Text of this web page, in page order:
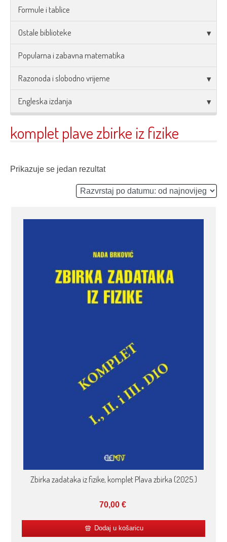
Formule i tablice
Ostale biblioteke
Popularna i zabavna matematika
Razonoda i slobodno vrijeme
Engleska izdanja
komplet plave zbirke iz fizike
Prikazuje se jedan rezultat
Zbirka zadataka iz fizike, komplet Plava zbirka (2025.)
70,00 €
Dodaj u košaricu